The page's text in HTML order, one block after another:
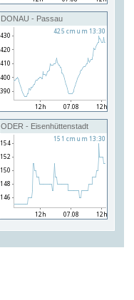
DONAU - Passau
ODER - Eisenhüttenstadt